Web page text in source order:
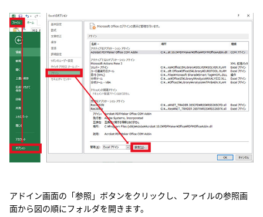
アドイン画面の「参照」ボタンをクリックし、ファイルの参照画
面から図の順にフォルダを開きます。